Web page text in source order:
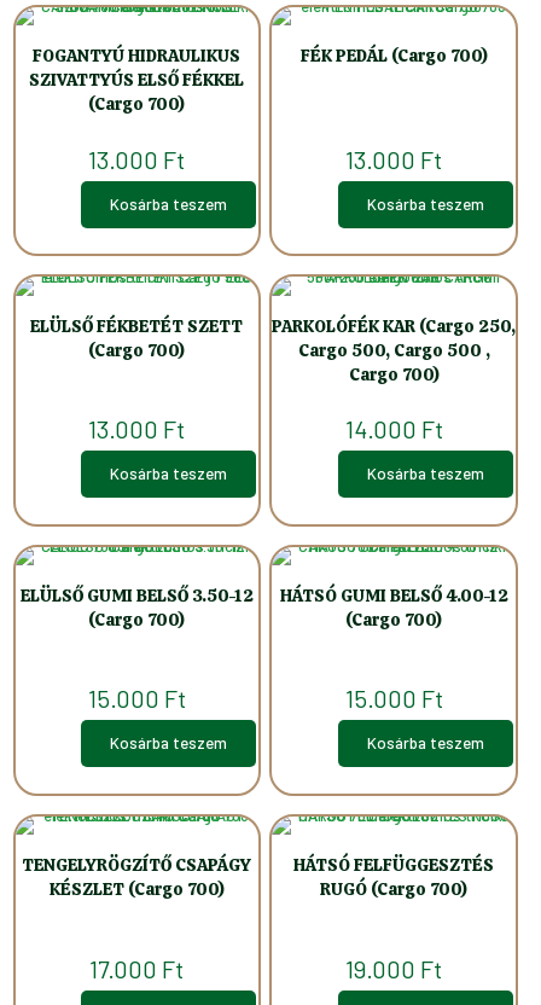
FOGANTYÚ HIDRAULIKUS
SZIVATTYÚS ELSŐ FÉKKEL
(Cargo 700)
13.000 Ft
Kosárba teszem
FÉK PEDÁL (Cargo 700)
13.000 Ft
Kosárba teszem
ELÜLSŐ FÉKBETÉT SZETT
(Cargo 700)
13.000 Ft
Kosárba teszem
PARKOLÓFÉK KAR (Cargo 250,
Cargo 500, Cargo 500 ,
Cargo 700)
14.000 Ft
Kosárba teszem
ELÜLSŐ GUMI BELSŐ 3.50-12
(Cargo 700)
15.000 Ft
Kosárba teszem
HÁTSÓ GUMI BELSŐ 4.00-12
(Cargo 700)
15.000 Ft
Kosárba teszem
TENGELYRÖGZÍTŐ CSAPÁGY
KÉSZLET (Cargo 700)
17.000 Ft
HÁTSÓ FELFÜGGESZTÉS
RUGÓ (Cargo 700)
19.000 Ft